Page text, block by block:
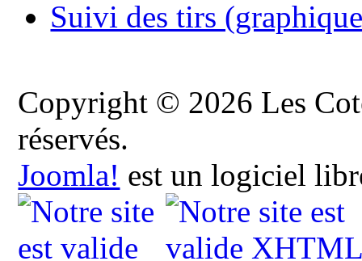
Suivi des tirs
Copyright © 2026 Les
réservés.
Joomla! est un logiciel